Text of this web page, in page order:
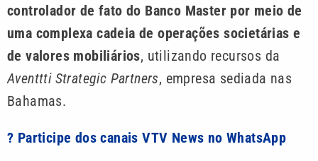
controlador de fato do Banco Master por meio de
uma complexa cadeia de operações societárias e
de valores mobiliários, utilizando recursos da
Aventtti Strategic Partners, empresa sediada nas
Bahamas.
? Participe dos canais VTV News no WhatsApp